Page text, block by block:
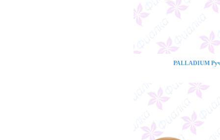
PALLADIUM